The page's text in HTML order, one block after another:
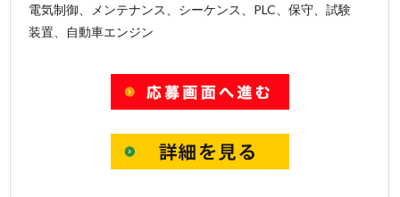
電気制御、メンテナンス、シーケンス、PLC、保守、試験
装置、自動車エンジン